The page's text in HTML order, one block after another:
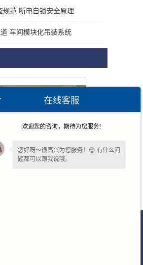
范 断电自锁安全原理
车间模块化吊装系统
轨道式墙壁悬臂起重机
在线客服
欢迎您的咨询，期待为您服务!
您好呀～很高兴为您服务！😊 有什么问
题都可以跟我说哦。